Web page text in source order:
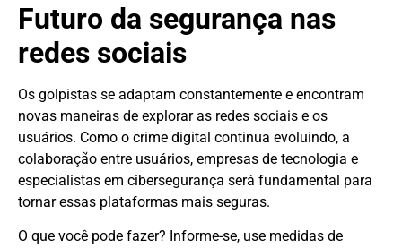
Futuro da segurança nas
redes sociais
Os golpistas se adaptam constantemente e encontram
novas maneiras de explorar as redes sociais e os
usuários. Como o crime digital continua evoluindo, a
colaboração entre usuários, empresas de tecnologia e
especialistas em cibersegurança será fundamental para
tornar essas plataformas mais seguras.
O que você pode fazer? Informe-se, use medidas de